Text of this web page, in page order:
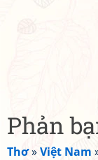
Phản
Thơ»Việt Nam